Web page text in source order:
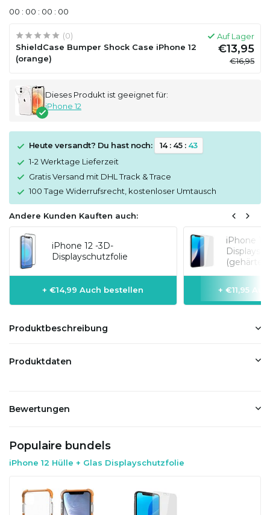
00 : 00 : 00 : 00
(0)
ShieldCase Bumper Shock Case iPhone 12
(orange)
Auf Lager
€13,95
€16,95
Dieses Produkt ist geeignet für:
iPhone 12
Heute versandt? Du hast noch: 14: 45: 43
1-2 Werktage Lieferzeit
Gratis Versand mit DHL Track & Trace
100 Tage Widerrufsrecht, kostenloser Umtausch
Andere Kunden Kauften auch:
iPhone 12 -3D-
Displayschutzfolie
+ €14,99 Auch bestellen
iPhone 12
+ €11,95
Produktbeschreibung
Produktdaten
Bewertungen
Populaire bundels
iPhone 12 Hülle + Glas Displayschutzfolie